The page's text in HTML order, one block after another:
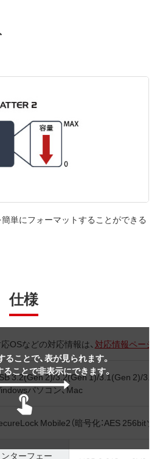
単にフォーマットすることができる
仕様
ことで、表が見られます。
ことで非表示にできます。
OSなどの対応情報は、 対応情報ページ
3.2(Gen 2)/3.2(Gen 1)/3.1(Gen 2)/
パソコン、Mac
Mobile2（暗号化：AES 256bitソ
ターフェー